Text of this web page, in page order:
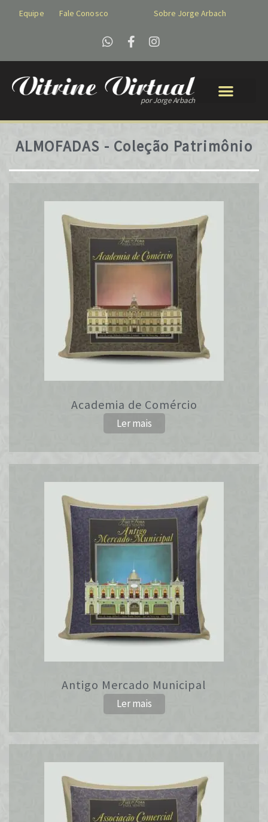
Equipe Fale Conosco Sobre Jorge Arbach
por Jorge Arbach
ALMOFADAS - Coleção Patrimônio
Academia de Comércio
Ler mais
Antigo Mercado Municipal
Ler mais